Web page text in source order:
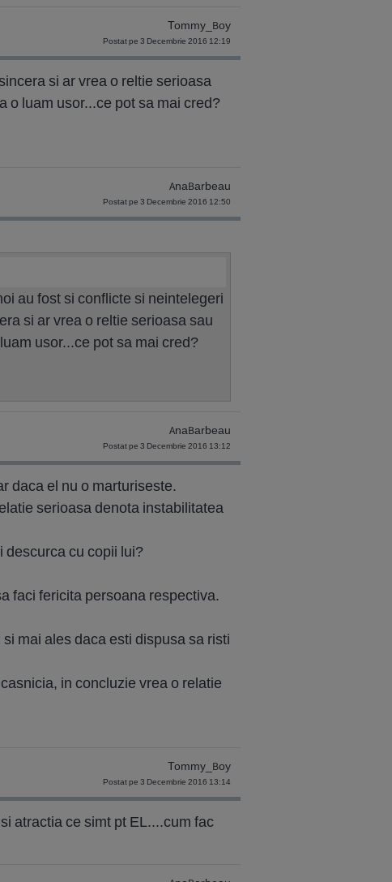
Tommy_Boy
Postat pe 3 Decembrie 2016 12:19
si ar vrea o reltie serioasa
o luam usor...ce pot sa mai cred?
AnaBarbeau
Postat pe 3 Decembrie 2016 12:50
au fost si conflicte si neintelegeri
si ar vrea o reltie serioasa sau
usor...ce pot sa mai cred?
AnaBarbeau
Postat pe 3 Decembrie 2016 13:12
daca el nu o marturiseste.
serioasa denota instabilitatea
descurca cu copii lui?
faci fericita persoana respectiva.
mai ales daca esti dispusa sa risti
in concluzie vrea o relatie
Tommy_Boy
Postat pe 3 Decembrie 2016 13:14
atractia ce simt pt EL....cum fac